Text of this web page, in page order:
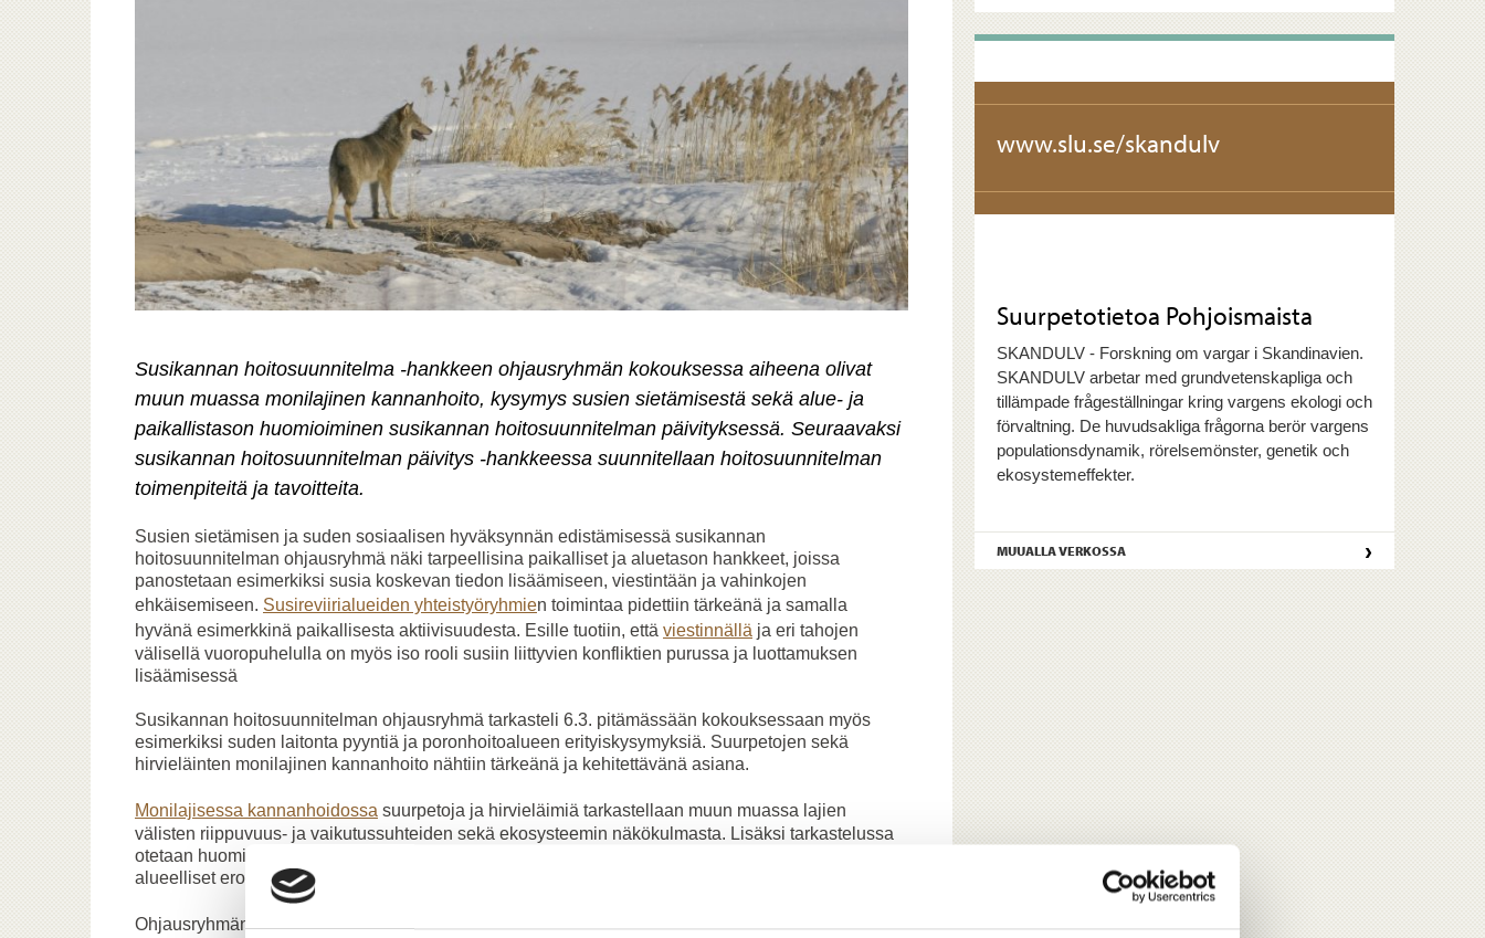
Susikannan hoitosuunnitelma -hankkeen ohjausryhmän kokouksessa aiheena olivat
muun muassa monilajinen kannanhoito, kysymys susien sietämisestä sekä alue- ja
paikallistason huomioiminen susikannan hoitosuunnitelman päivityksessä. Seuraavaksi
susikannan hoitosuunnitelman päivitys -hankkeessa suunnitellaan hoitosuunnitelman
toimenpiteitä ja tavoitteita.
Susien sietämisen ja suden sosiaalisen hyväksynnän edistämisessä susikannan
hoitosuunnitelman ohjausryhmä näki tarpeellisina paikalliset ja aluetason hankkeet, joissa
panostetaan esimerkiksi susia koskevan tiedon lisäämiseen, viestintään ja vahinkojen
ehkäisemiseen. Susireviirialueiden yhteistyöryhmien toimintaa pidettiin tärkeänä ja samalla
hyvänä esimerkkinä paikallisesta aktiivisuudesta. Esille tuotiin, että viestinnällä ja eri tahojen
välisellä vuoropuhelulla on myös iso rooli susiin liittyvien konfliktien purussa ja luottamuksen
lisäämisessä
Susikannan hoitosuunnitelman ohjausryhmä tarkasteli 6.3. pitämässään kokouksessaan myös
esimerkiksi suden laitonta pyyntiä ja poronhoitoalueen erityiskysymyksiä. Suurpetojen sekä
hirvieläinten monilajinen kannanhoito nähtiin tärkeänä ja kehitettävänä asiana.
Monilajisessa kannanhoidossa suurpetoja ja hirvieläimiä tarkastellaan muun muassa lajien
välisten riippuvuus- ja vaikutussuhteiden sekä ekosysteemin näkökulmasta. Lisäksi tarkastelussa
otetaan huomioon taloudelliset vaikutukset kuten esimerkiksi hirvieläinten aiheuttamat vahingot ja
alueelliset erot ekosysteemissä ja maisemarakenteessa.
Ohjausryhmän puheenjohtaja ja maa- ja metsätalousministeriön kansliapäällikköJaana Husu-
www.slu.se/skandulv
Suurpetotietoa Pohjoismaista
SKANDULV - Forskning om vargar i Skandinavien.
SKANDULV arbetar med grundvetenskapliga och
tillämpade frågeställningar kring vargens ekologi och
förvaltning. De huvudsakliga frågorna berör vargens
populationsdynamik, rörelsemönster, genetik och
ekosystemeffekter.
MUUALLA VERKOSSA ›